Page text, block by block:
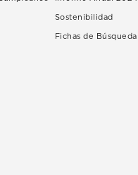
Sostenibilidad
Fichas de Búsqueda